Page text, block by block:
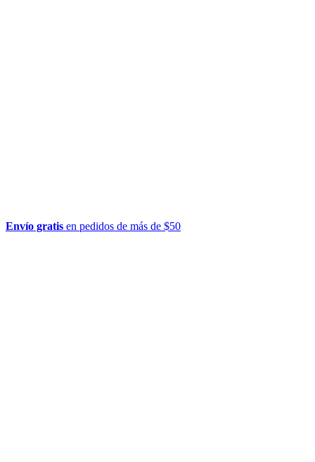
Envío gratis en pedidos de más de $50